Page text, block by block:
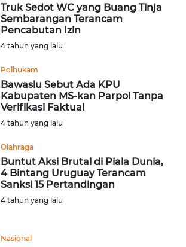
Truk Sedot WC yang Buang Tinja
Sembarangan Terancam
Pencabutan Izin
4 tahun yang lalu
Polhukam
Bawaslu Sebut Ada KPU
Kabupaten MS-kan Parpol Tanpa
Verifikasi Faktual
4 tahun yang lalu
Olahraga
Buntut Aksi Brutal di Piala Dunia,
4 Bintang Uruguay Terancam
Sanksi 15 Pertandingan
4 tahun yang lalu
Nasional